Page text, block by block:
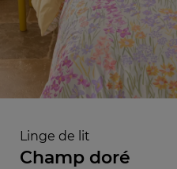
Linge de lit
Champ doré